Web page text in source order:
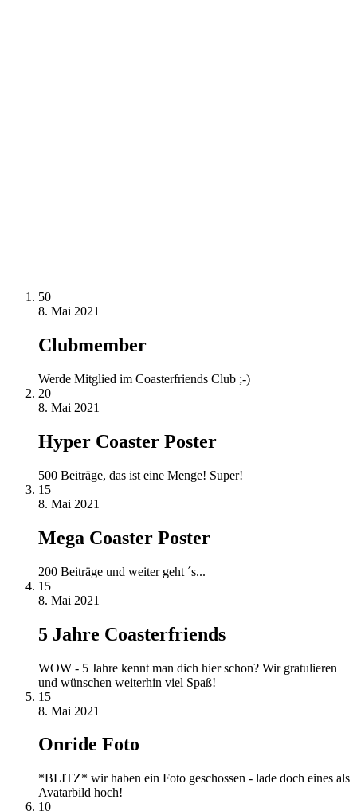
50
8. Mai 2021
Clubmember
Werde Mitglied im Coasterfriends Club ;-)
20
8. Mai 2021
Hyper Coaster Poster
500 Beiträge, das ist eine Menge! Super!
15
8. Mai 2021
Mega Coaster Poster
200 Beiträge und weiter geht ´s...
15
8. Mai 2021
5 Jahre Coasterfriends
WOW - 5 Jahre kennt man dich hier schon? Wir gratulieren
und wünschen weiterhin viel Spaß!
15
8. Mai 2021
Onride Foto
*BLITZ* wir haben ein Foto geschossen - lade doch eines als
Avatarbild hoch!
10